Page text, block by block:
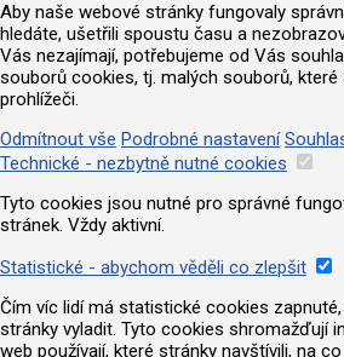
Aby naše webové stránky fungovaly
hledáte, ušetřili spoustu času a
Vás nezajímají, potřebujeme od Vás
souborů cookies, tj. malých souborů, které
prohlížeči.
Odmítnout vše Podrobné nastavení
Technické - nezbytně nutné cookies
Tyto cookies jsou nutné pro správné
stránek. Vždy aktivní.
Statistické - abychom věděli co zlepšit
Čím víc lidí má statistické cookies
stránky vyladit. Tyto cookies shromažďují
web používají, které stránky navštívili, na